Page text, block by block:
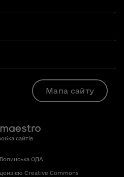
Мапа сайту
сайтів
ОДА
Creative Commons